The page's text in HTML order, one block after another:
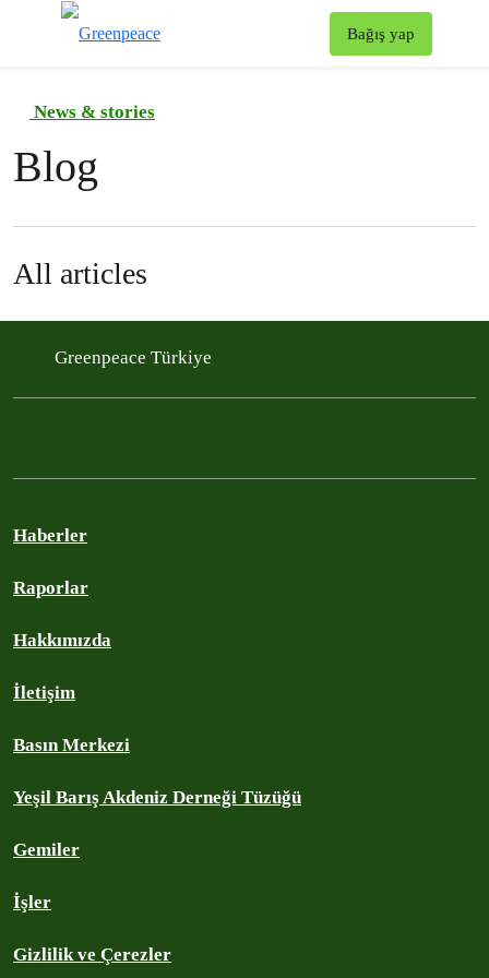
Bağış yap
News & stories
Blog
All articles
Greenpeace Türkiye
Haberler
Raporlar
Hakkımızda
İletişim
Basın Merkezi
Yeşil Barış Akdeniz Derneği Tüzüğü
Gemiler
İşler
Gizlilik ve Çerezler